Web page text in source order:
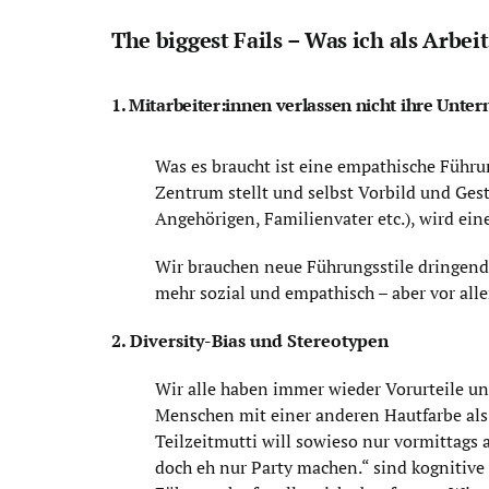
The biggest Fails – Was ich als
1. Mitarbeiter:innen verlassen nicht ihre
Was es braucht ist eine empathische
Zentrum stellt und selbst Vorbild und
Angehörigen, Familienvater etc.), wird
Wir brauchen neue Führungsstile
mehr sozial und empathisch – aber vor
2. Diversity-Bias und Stereotypen
Wir alle haben immer wieder Vorurteile
Menschen mit einer anderen Hautfarbe
Teilzeitmutti will sowieso nur vormittags
doch eh nur Party machen.“ sind